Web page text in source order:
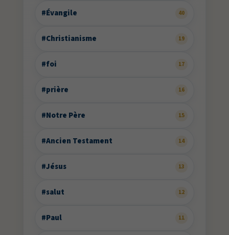
#Évangile 40
#Christianisme 19
#foi 17
#prière 16
#Notre Père 15
#Ancien Testament 14
#Jésus 13
#salut 12
#Paul 11